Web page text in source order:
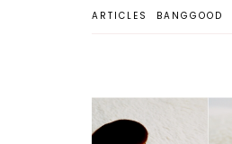
ARTICLES BANGGOOD